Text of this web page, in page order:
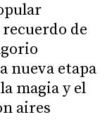
de
nueva etapa
magia y el
aires